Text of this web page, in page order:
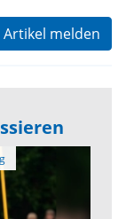
Artikel melden
Grundschule Illschwang